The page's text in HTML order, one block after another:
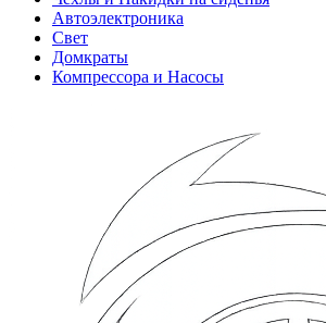
Автоэлектроника
Свет
Домкраты
Компрессора и Насосы